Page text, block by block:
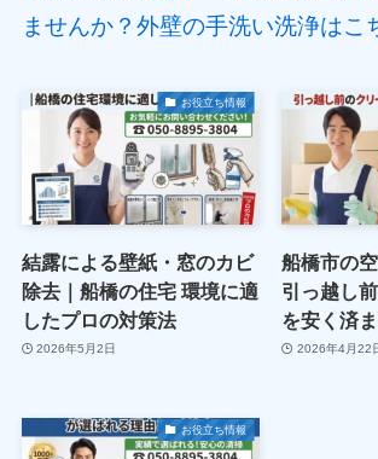
ませんか？外壁の手洗い洗浄はこ
お役立ち情報
結露による壁紙・窓のカビ
除去｜船橋の住宅 環境に適
したプロの対策法
2026年5月2日
船橋市の
引っ越し
を安く済
2026年4月22
お役立ち情報